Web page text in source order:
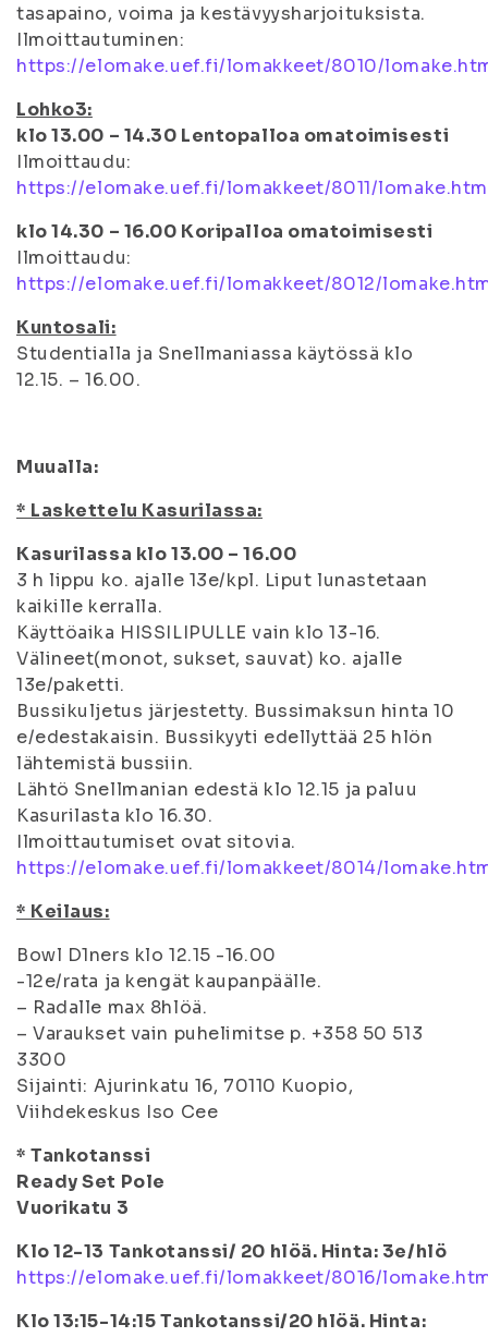
tasapaino, voima ja kestävyysharjoituksista.
Ilmoittautuminen:
https://elomake.uef.fi/lomakkeet/8010/
Lohko3:
klo 13.00 – 14.30 Lentopalloa omatoimisesti
Ilmoittaudu:
https://elomake.uef.fi/lomakkeet/8011/
klo 14.30 – 16.00 Koripalloa omatoimisesti
Ilmoittaudu:
https://elomake.uef.fi/lomakkeet/8012/
Kuntosali:
Studentialla ja Snellmaniassa käytössä klo
12.15. – 16.00.
Muualla:
* Laskettelu Kasurilassa:
Kasurilassa klo 13.00 – 16.00
3 h lippu ko. ajalle 13e/kpl. Liput lunastetaan
kaikille kerralla.
Käyttöaika HISSILIPULLE vain klo 13-16.
Välineet(monot, sukset, sauvat) ko. ajalle
13e/paketti.
Bussikuljetus järjestetty. Bussimaksun hinta 10
e/edestakaisin. Bussikyyti edellyttää 25 hlön
lähtemistä bussiin.
Lähtö Snellmanian edestä klo 12.15 ja paluu
Kasurilasta klo 16.30.
Ilmoittautumiset ovat sitovia.
https://elomake.uef.fi/lomakkeet/8014/
* Keilaus:
Bowl D1ners klo 12.15 -16.00
-12e/rata ja kengät kaupanpäälle.
– Radalle max 8hlöä.
– Varaukset vain puhelimitse p. +358 50 513
3300
Sijainti: Ajurinkatu 16, 70110 Kuopio,
Viihdekeskus Iso Cee
* Tankotanssi
Ready Set Pole
Vuorikatu 3
Klo 12-13 Tankotanssi/ 20 hlöä. Hinta: 3e/hlö
https://elomake.uef.fi/lomakkeet/8016/
Klo 13:15-14:15 Tankotanssi/20 hlöä. Hinta: